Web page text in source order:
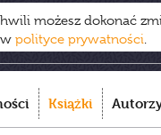
możesz dokonać
polityce prywatności.
Książki